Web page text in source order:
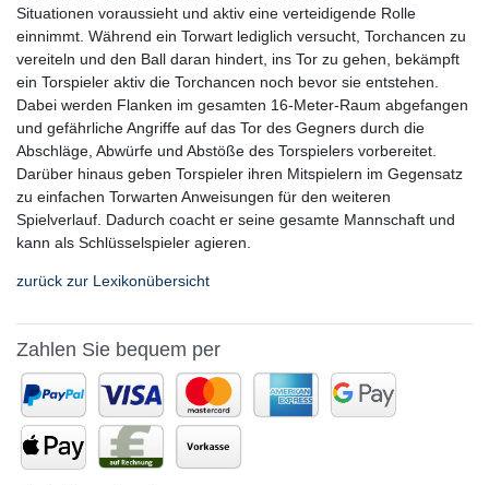
Situationen voraussieht und aktiv eine verteidigende Rolle
einnimmt. Während ein Torwart lediglich versucht, Torchancen zu
vereiteln und den Ball daran hindert, ins Tor zu gehen, bekämpft
ein Torspieler aktiv die Torchancen noch bevor sie entstehen.
Dabei werden Flanken im gesamten 16-Meter-Raum abgefangen
und gefährliche Angriffe auf das Tor des Gegners durch die
Abschläge, Abwürfe und Abstöße des Torspielers vorbereitet.
Darüber hinaus geben Torspieler ihren Mitspielern im Gegensatz
zu einfachen Torwarten Anweisungen für den weiteren
Spielverlauf. Dadurch coacht er seine gesamte Mannschaft und
kann als Schlüsselspieler agieren.
zurück zur Lexikonübersicht
Zahlen Sie bequem per